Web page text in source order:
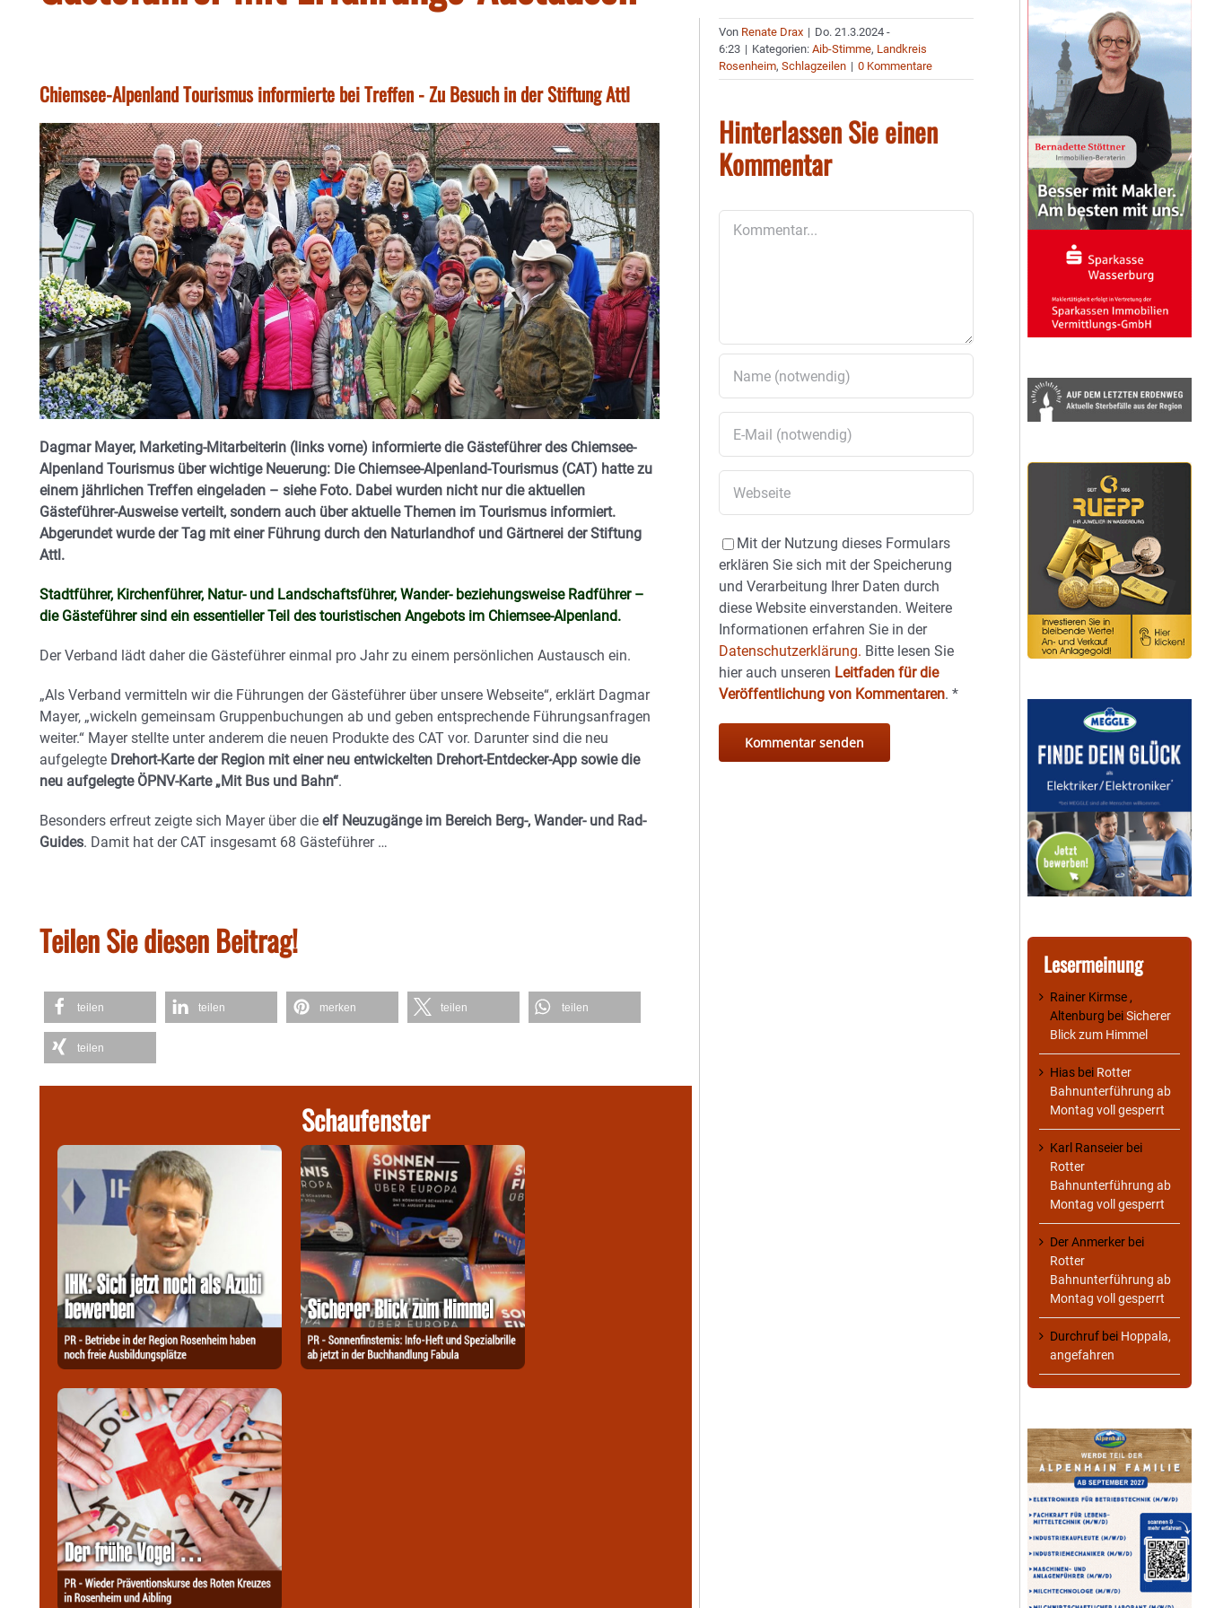
Chiemsee-Alpenland Tourismus informierte bei Treffen - Zu Besuch in der Stiftung Attl
Dagmar Mayer, Marketing-Mitarbeiterin (links vorne) informierte die Gästeführer des Chiemsee-
Alpenland Tourismus über wichtige Neuerung: Die Chiemsee-Alpenland-Tourismus (CAT) hatte zu
einem jährlichen Treffen eingeladen – siehe Foto. Dabei wurden nicht nur die aktuellen
Gästeführer-Ausweise verteilt, sondern auch über aktuelle Themen im Tourismus informiert.
Abgerundet wurde der Tag mit einer Führung durch den Naturlandhof und Gärtnerei der Stiftung
Attl.
Stadtführer, Kirchenführer, Natur- und Landschaftsführer, Wander- beziehungsweise Radführer –
die Gästeführer sind ein essentieller Teil des touristischen Angebots im Chiemsee-Alpenland.
Der Verband lädt daher die Gästeführer einmal pro Jahr zu einem persönlichen Austausch ein.
„Als Verband vermitteln wir die Führungen der Gästeführer über unsere Webseite“, erklärt Dagmar
Mayer, „wickeln gemeinsam Gruppenbuchungen ab und geben entsprechende Führungsanfragen
weiter.“ Mayer stellte unter anderem die neuen Produkte des CAT vor. Darunter sind die neu
aufgelegte Drehort-Karte der Region mit einer neu entwickelten Drehort-Entdecker-App sowie die
neu aufgelegte ÖPNV-Karte „Mit Bus und Bahn“.
Besonders erfreut zeigte sich Mayer über die elf Neuzugänge im Bereich Berg-, Wander- und Rad-
Guides. Damit hat der CAT insgesamt 68 Gästeführer …
Teilen Sie diesen Beitrag!
teilen teilen merken teilen teilen
teilen
Schaufenster
Von Renate Drax | Do. 21.3.2024 -
6:23 | Kategorien:Aib-Stimme, Landkreis
Rosenheim,Schlagzeilen | 0 Kommentare
Hinterlassen Sie einen
Kommentar
Mit der Nutzung dieses Formulars
erklären Sie sich mit der Speicherung
und Verarbeitung Ihrer Daten durch
diese Website einverstanden. Weitere
Informationen erfahren Sie in der
Datenschutzerklärung. Bitte lesen Sie
hier auch unseren Leitfaden für die
Veröffentlichung von Kommentaren.*
Lesermeinung
Rainer Kirmse ,
Altenburg beiSicherer
Blick zum Himmel
Hias bei Rotter
Bahnunterführung ab
Montag voll gesperrt
Karl Ranseier bei
Rotter
Bahnunterführung ab
Montag voll gesperrt
Der Anmerker bei
Rotter
Bahnunterführung ab
Montag voll gesperrt
Durchruf bei Hoppala,
angefahren